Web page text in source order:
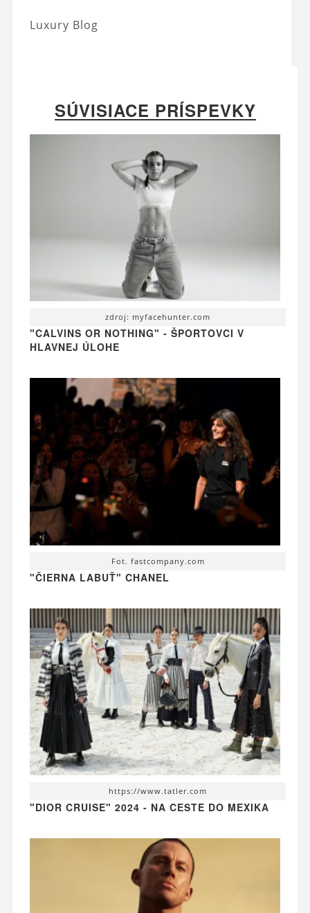
Luxury Blog
SÚVISIACE PRÍSPEVKY
zdroj: myfacehunter.com
"CALVINS OR NOTHING" - ŠPORTOVCI V
HLAVNEJ ÚLOHE
Fot. fastcompany.com
"ČIERNA LABUŤ" CHANEL
https://www.tatler.com
"DIOR CRUISE" 2024 - NA CESTE DO MEXIKA